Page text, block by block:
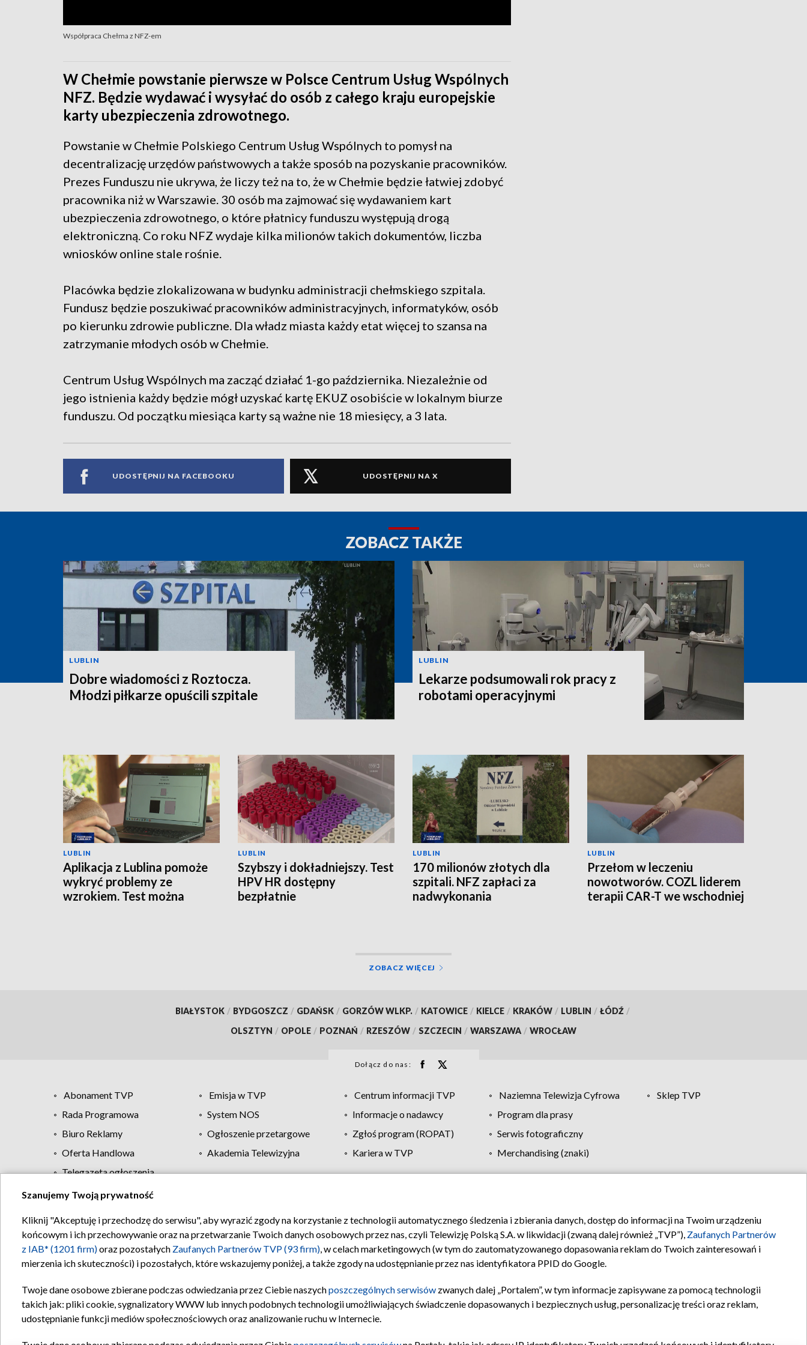
Współpraca Chełma z NFZ-em
W Chełmie powstanie pierwsze w Polsce Centrum Usług Wspólnych
NFZ. Będzie wydawać i wysyłać do osób z całego kraju europejskie
karty ubezpieczenia zdrowotnego.
Powstanie w Chełmie Polskiego Centrum Usług Wspólnych to pomysł na
decentralizację urzędów państwowych a także sposób na pozyskanie pracowników.
Prezes Funduszu nie ukrywa, że liczy też na to, że w Chełmie będzie łatwiej zdobyć
pracownika niż w Warszawie. 30 osób ma zajmować się wydawaniem kart
ubezpieczenia zdrowotnego, o które płatnicy funduszu występują drogą
elektroniczną. Co roku NFZ wydaje kilka milionów takich dokumentów, liczba
wniosków online stale rośnie.
Placówka będzie zlokalizowana w budynku administracji chełmskiego szpitala.
Fundusz będzie poszukiwać pracowników administracyjnych, informatyków, osób
po kierunku zdrowie publiczne. Dla władz miasta każdy etat więcej to szansa na
zatrzymanie młodych osób w Chełmie.
Centrum Usług Wspólnych ma zacząć działać 1-go października. Niezależnie od
jego istnienia każdy będzie mógł uzyskać kartę EKUZ osobiście w lokalnym biurze
funduszu. Od początku miesiąca karty są ważne nie 18 miesięcy, a 3 lata.
UDOSTĘPNIJ NA FACEBOOKU UDOSTĘPNIJ NA X
ZOBACZ TAKŻE
LUBLIN
Dobre wiadomości z Roztocza.
Młodzi piłkarze opuścili szpitale
LUBLIN
Lekarze podsumowali rok pracy z
robotami operacyjnymi
LUBLIN
Aplikacja z Lublina pomoże
wykryć problemy ze
wzrokiem. Test można
LUBLIN
Szybszy i dokładniejszy. Test
HPV HR dostępny
bezpłatnie
LUBLIN
170 milionów złotych dla
szpitali. NFZ zapłaci za
nadwykonania
LUBLIN
Przełom w leczeniu
nowotworów. COZL liderem
terapii CAR-T we wschodniej
ZOBACZ WIĘCEJ
BIAŁYSTOK / BYDGOSZCZ / GDAŃSK / GORZÓW WLKP. / KATOWICE / KIELCE / KRAKÓW / LUBLIN / ŁÓDŹ /
OLSZTYN / OPOLE / POZNAŃ / RZESZÓW / SZCZECIN / WARSZAWA / WROCŁAW
Dołącz do nas:
Abonament TVP Emisja w TVP Centrum informacji TVP Naziemna Telewizja Cyfrowa
Sklep TVP
Rada Programowa
System NOS Informacje o nadawcy
Program dla prasy
Biuro Reklamy
Ogłoszenie przetargowe Zgłoś program (ROPAT)
Serwis fotograficzny
Oferta Handlowa
Akademia Telewizyjna Kariera w TVP
Merchandising (znaki)
Telegazeta ogłoszenia
Regulamin TVP Polityka prywatności Moje zgody Pomoc Biuro reklamy Kontakt
Szanujemy Twoją prywatność
Kliknij "Akceptuję i przechodzę do serwisu", aby wyrazić zgody na korzystanie z technologii automatycznego śledzenia i zbierania danych, dostęp do informacji na Twoim urządzeniu
końcowym i ich przechowywanie oraz na przetwarzanie Twoich danych osobowych przez nas, czyli Telewizję Polską S.A. w likwidacji (zwaną dalej również „TVP”), Zaufanych Partnerów
z IAB* (1201 firm)oraz pozostałych Zaufanych Partnerów TVP (93 firm), w celach marketingowych (w tym do zautomatyzowanego dopasowania reklam do Twoich zainteresowań i
mierzenia ich skuteczności) i pozostałych, które wskazujemy poniżej, a także zgody na udostępnianie przez nas identyfikatora PPID do Google.
Twoje dane osobowe zbierane podczas odwiedzania przez Ciebie naszychposzczególnych serwisów zwanych dalej „Portalem”, w tym informacje zapisywane za pomocą technologii
takich jak: pliki cookie, sygnalizatory WWW lub innych podobnych technologii umożliwiających świadczenie dopasowanych i bezpiecznych usług, personalizację treści oraz reklam,
udostępnianie funkcji mediów społecznościowych oraz analizowanie ruchu w Internecie.